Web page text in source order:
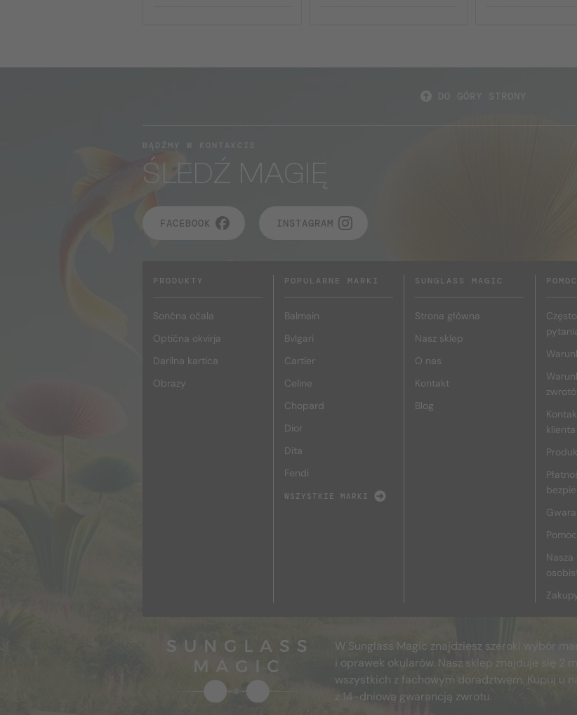
BĄDŹMY W KONTAKCIE
ŚLEDŹ MAGIĘ
FACEBOOK INSTAGRAM
PRODUKTY
Sončna očala
Optična okvirja
Darilna kartica
Obrazy
POPULARNE MARKI
Balmain
Bvlgari
Cartier
Celine
Chopard
Dior
Dita
Fendi
WSZYSTKIE MARKI
SUNGLASS MAGIC
Strona główna
Nasz sklep
O nas
Kontakt
Blog
POMOC
klienta
W Sunglass Magic znajdziesz szeroki wybór
i oprawek okularów. Nasz sklep znajduje się 2
wszystkich z fachowym doradztwem. Kupuj u
z 14-dniową gwarancją zwrotu.